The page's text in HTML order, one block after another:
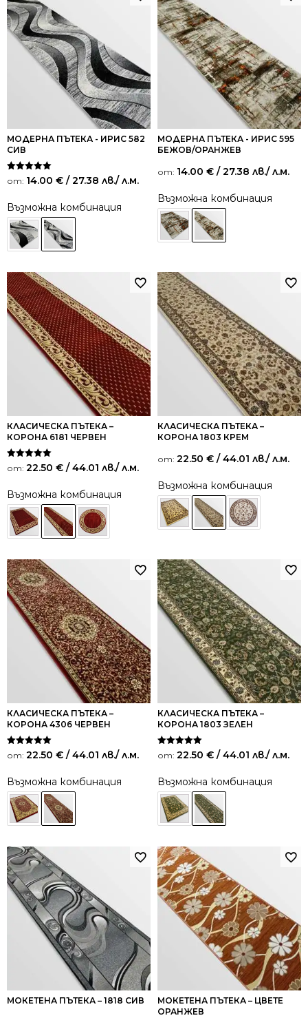
МОДЕРНА ПЪТЕКА - ИРИС 582
СИВ
Оценено на
5.00
от: 14.00 € / 27.38 лв./ л.м.
Възможна комбинация
МОДЕРНА ПЪТЕКА - ИРИС 595
БЕЖОВ/ОРАНЖЕВ
от: 14.00 € / 27.38 лв./ л.м.
Възможна комбинация
КЛАСИЧЕСКА ПЪТЕКА –
КОРОНА 6181 ЧЕРВЕН
Оценено на
5.00
от: 22.50 € / 44.01 лв./ л.м.
Възможна комбинация
КЛАСИЧЕСКА ПЪТЕКА –
КОРОНА 1803 КРЕМ
от: 22.50 € / 44.01 лв./ л.м.
Възможна комбинация
КЛАСИЧЕСКА ПЪТЕКА –
КОРОНА 4306 ЧЕРВЕН
Оценено на
5.00
от: 22.50 € / 44.01 лв./ л.м.
Възможна комбинация
КЛАСИЧЕСКА ПЪТЕКА –
КОРОНА 1803 ЗЕЛЕН
Оценено на
5.00
от: 22.50 € / 44.01 лв./ л.м.
Възможна комбинация
МОКЕТЕНА ПЪТЕКА – 1818 СИВ
МОКЕТЕНА ПЪТЕКА – ЦВЕТЕ
ОРАНЖЕВ